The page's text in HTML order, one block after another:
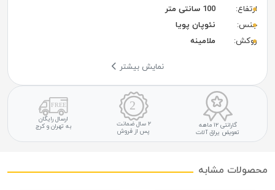
ارتفاع:
100 سانتی متر
جنس:
نئوپان پویا
روکش:
ملامینه
نمایش بیشتر
گارانتی ۱۲ ماهه
تعویض یراق آلات
۲ سال ضمانت
پس از فروش
ارسال رایگان
به تهران و کرج
محصولات مشابه